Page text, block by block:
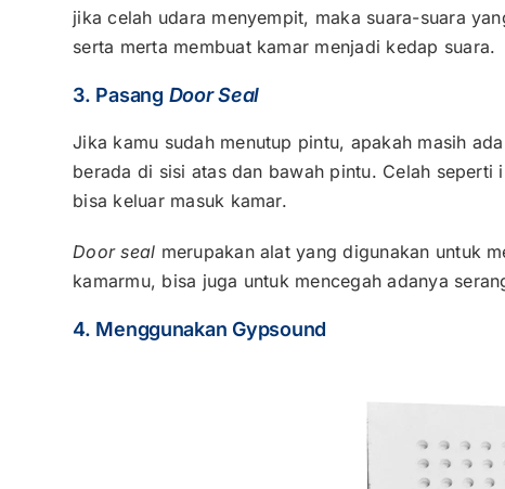
jika celah udara menyempit, maka suara-suara
serta merta membuat kamar menjadi kedap suara.
3. Pasang Door Seal
Jika kamu sudah menutup pintu, apakah masih
berada di sisi atas dan bawah pintu. Celah
bisa keluar masuk kamar.
Door seal merupakan alat yang digunakan untuk
kamarmu, bisa juga untuk mencegah adanya
4. Menggunakan Gypsound